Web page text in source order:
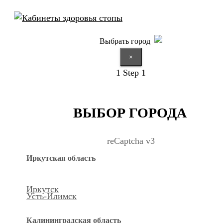
Выбрать город
×
1 Step 1
ВЫБОР ГОРОДА
reCaptcha v3
Иркутская область
Иркутск
Усть-Илимск
Калининградская область